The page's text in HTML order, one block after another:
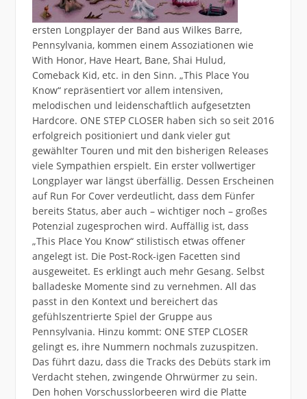
ersten Longplayer der Band aus Wilkes Barre,
Pennsylvania, kommen einem Assoziationen wie
With Honor, Have Heart, Bane, Shai Hulud,
Comeback Kid, etc. in den Sinn. „This Place You
Know“ repräsentiert vor allem intensiven,
melodischen und leidenschaftlich aufgesetzten
Hardcore. ONE STEP CLOSER haben sich so seit 2016
erfolgreich positioniert und dank vieler gut
gewählter Touren und mit den bisherigen Releases
viele Sympathien erspielt. Ein erster vollwertiger
Longplayer war längst überfällig. Dessen Erscheinen
auf Run For Cover verdeutlicht, dass dem Fünfer
bereits Status, aber auch – wichtiger noch – großes
Potenzial zugesprochen wird. Auffällig ist, dass
„This Place You Know“ stilistisch etwas offener
angelegt ist. Die Post-Rock-igen Facetten sind
ausgeweitet. Es erklingt auch mehr Gesang. Selbst
balladeske Momente sind zu vernehmen. All das
passt in den Kontext und bereichert das
gefühlszentrierte Spiel der Gruppe aus
Pennsylvania. Hinzu kommt: ONE STEP CLOSER
gelingt es, ihre Nummern nochmals zuzuspitzen.
Das führt dazu, dass die Tracks des Debüts stark im
Verdacht stehen, zwingende Ohrwürmer zu sein.
Den hohen Vorschusslorbeeren wird die Platte